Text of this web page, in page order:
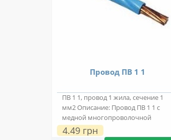
Провод ПВ 1 1
ПВ 1 1, провод 1 жила, сечение 1
мм2 Описание: Провод ПВ 1 1 с
медной многопроволочной
токопроводяще..
4.49 грн